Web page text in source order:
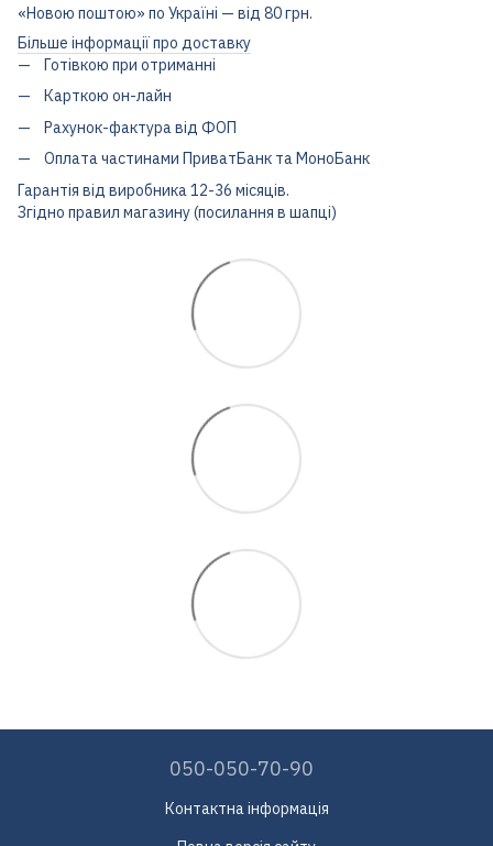
«Новою поштою» по Україні — від 80 грн.
Більше інформації про доставку
Готівкою при отриманні
Карткою он-лайн
Рахунок-фактура від ФОП
Оплата частинами ПриватБанк та МоноБанк
Гарантія від виробника 12-36 місяців.
Згідно правил магазину (посилання в шапці)
050-050-70-90
Контактна інформація